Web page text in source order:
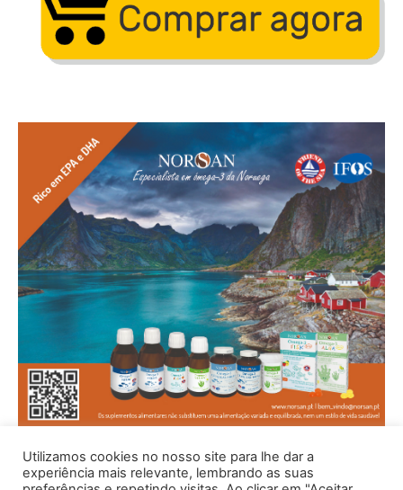
Utilizamos cookies no nosso site para lhe dar a
experiência mais relevante, lembrando as suas